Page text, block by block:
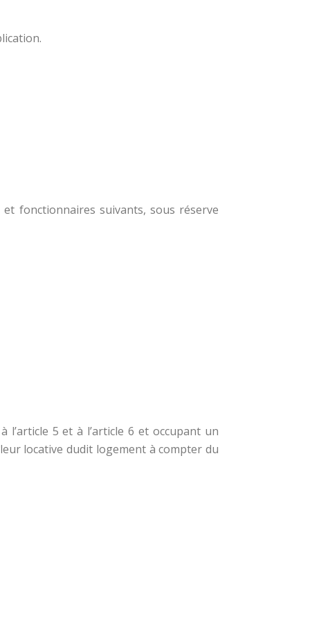
fonctionnaires suivants, sous réserve
l’article 5 et à l’article 6 et occupant un
locative dudit logement à compter du